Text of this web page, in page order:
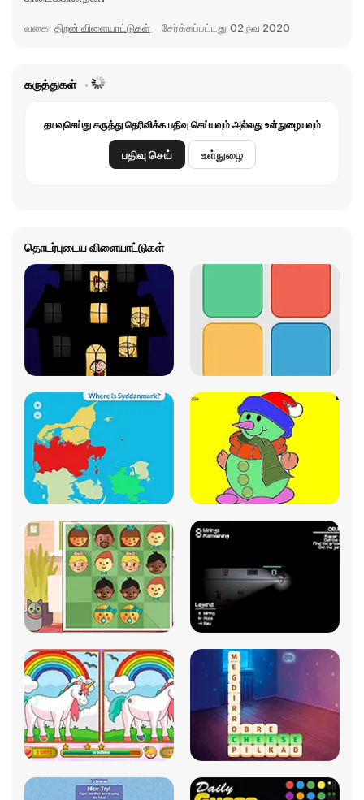
வகை: திறன் விளையாட்டுகள் சேர்க்கப்பட்டது 02 நவ 2020
கருத்துகள்
தயவுசெய்து கருத்து தெரிவிக்க பதிவு செய்யவும் அல்லது உள்நுழையவும்
பதிவு செய் உள்நுழை
தொடர்புடைய விளையாட்டுகள்